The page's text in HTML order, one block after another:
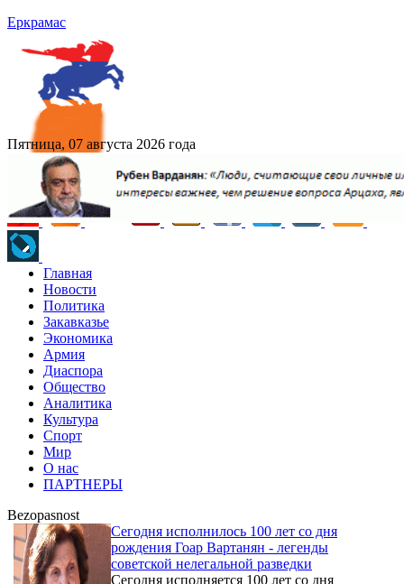
Еркрамас
Пятница, 07 августа 2026 года
Главная
Новости
Политика
Закавказье
Экономика
Армия
Диаспора
Общество
Аналитика
Культура
Спорт
Мир
О нас
ПАРТНЕРЫ
Bezopasnost
Сегодня исполнилось 100 лет со дня
рождения Гоар Вартанян - легенды
советской нелегальной разведки
Сегодня исполняется 100 лет со дня